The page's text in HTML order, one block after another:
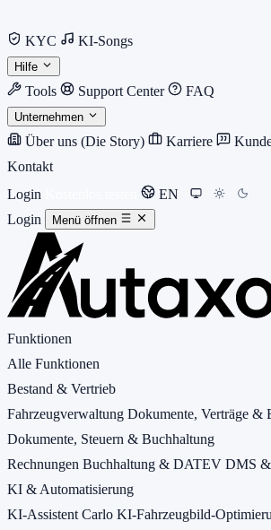
KYC KI-Songs
Hilfe
Tools Support Center FAQ
Unternehmen
Über uns (Die Story) Karriere
Kontakt
Login
EN
Login
Menü öffnen
Funktionen
Alle Funktionen
Bestand & Vertrieb
Fahrzeugverwaltung Dokumente, Verträge &
Dokumente, Steuern & Buchhaltung
Rechnungen Buchhaltung & DATEV DMS
KI & Automatisierung
KI-Assistent Carlo KI-Fahrzeugbild-